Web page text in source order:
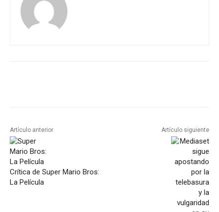
Artículo anterior
Crítica de Super Mario Bros:
La Película
Artículo siguiente